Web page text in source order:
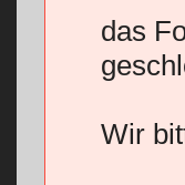
das
Wir